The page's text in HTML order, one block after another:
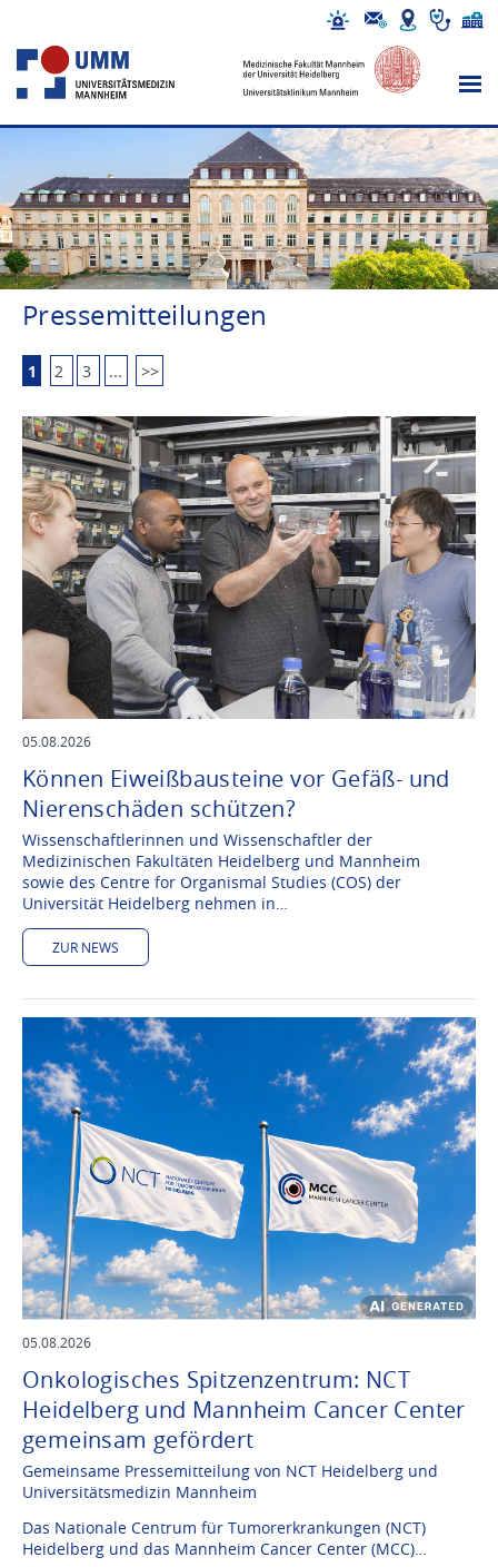
Pressemitteilungen
1 2 3 … >>
05.08.2026
Können Eiweißbausteine vor Gefäß- und
Nierenschäden schützen?
Wissenschaftlerinnen und Wissenschaftler der
Medizinischen Fakultäten Heidelberg und Mannheim
sowie des Centre for Organismal Studies (COS) der
Universität Heidelberg nehmen in…
ZUR NEWS
05.08.2026
Onkologisches Spitzenzentrum: NCT
Heidelberg und Mannheim Cancer Center
gemeinsam gefördert
Gemeinsame Pressemitteilung von NCT Heidelberg und
Universitätsmedizin Mannheim
Das Nationale Centrum für Tumorerkrankungen (NCT)
Heidelberg und das Mannheim Cancer Center (MCC)…